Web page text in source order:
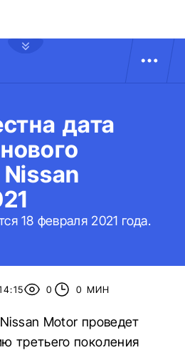
дата
18 февраля 2021 года.
0 0 МИН
Motor проведет
третьего поколения